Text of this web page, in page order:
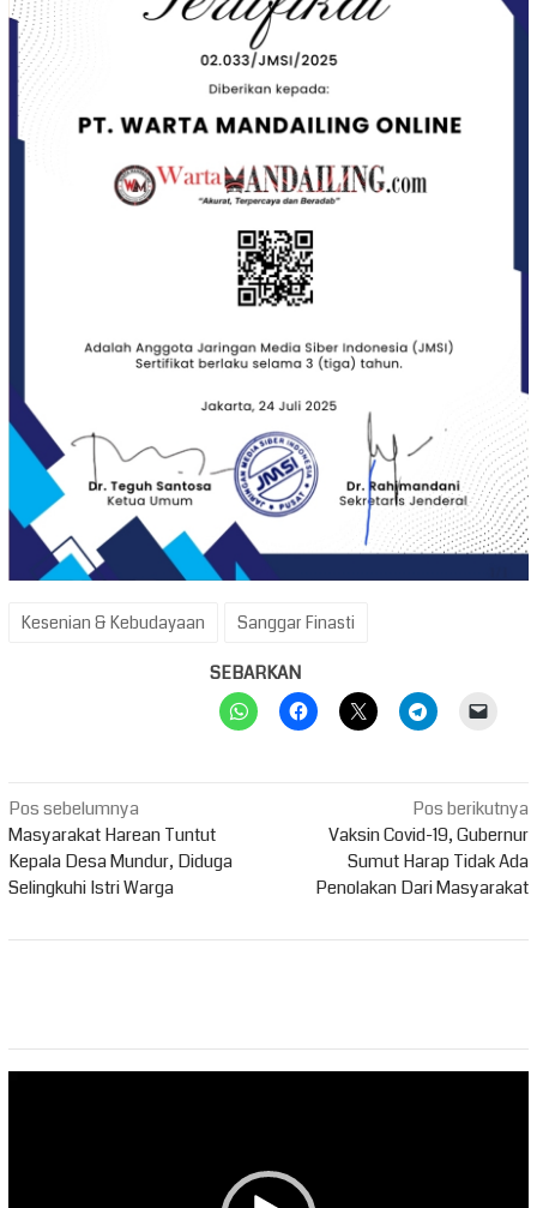
Kesenian & Kebudayaan Sanggar Finasti
SEBARKAN
Navigasi
pos
Pos sebelumnya
Masyarakat Harean Tuntut
Kepala Desa Mundur, Diduga
Selingkuhi Istri Warga
Pos berikutnya
Vaksin Covid-19, Gubernur
Sumut Harap Tidak Ada
Penolakan Dari Masyarakat